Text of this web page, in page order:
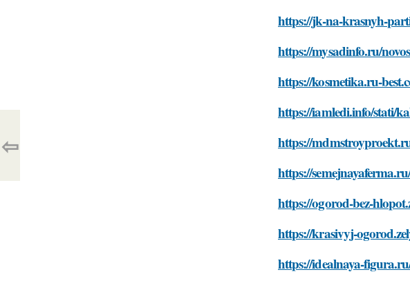
https://jk-na-krasnyh-
https://mysadinfo.ru/
https://kosmetika.ru-
https://iamledi.info/stati/
https://
https://
https://ogorod-bez-
https://krasivyj-
https://idealnaya-
⇦